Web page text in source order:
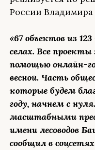
России Владимира
«67 объектов из
селах. Все
помощью онлайн-
весной. Часть
которые будем
году, начнем с
масштабными
имени лесоводов
сообщил в